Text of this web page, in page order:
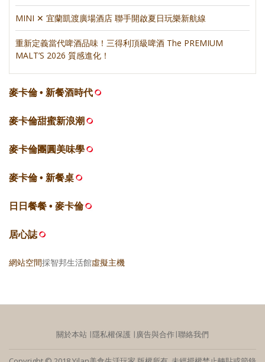
MINI ✕ 宜蘭凱渡廣場酒店 聯手開啟夏日玩樂新航線
重新定義當代啤酒品味！三得利頂級啤酒 The PREMIUM
MALT’S 2026 質感進化！
麥卡倫 • 新餐酒時代
麥卡倫甜蜜新浪潮
麥卡倫團圓美味學
麥卡倫 • 新餐桌
日日餐餐 • 麥卡倫
居心誌
網站空間採智邦生活館虛擬主機
關於本站 ∣隱私權保護 ∣廣告與合作∣聯絡我們